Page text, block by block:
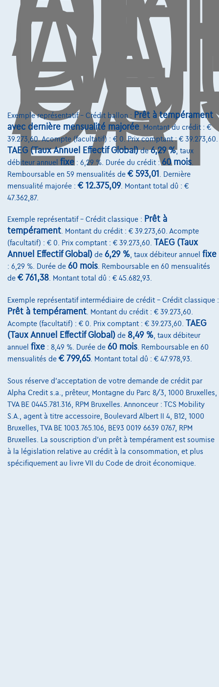
DE
Exemple représentatif – Crédit ballon : Prêt à tempérament
avec dernière mensualité majorée . Montant du crédit : €
39.273,60. Acompte (facultatif) : € 0. Prix comptant : € 39.273,60.
TAEG (Taux Annuel Effectif Global)de6,29 %, taux
débiteur annuel fixe : 6,29 %. Durée du crédit :60 mois
Remboursable en 59 mensualités de € 593,01
. Dernière
mensualité majorée : € 12.375,09. Montant total dû : €
47.362,87.
Exemple représentatif – Crédit classique : Prêt à
tempérament. Montant du crédit : € 39.273,60. Acompte
(facultatif) : € 0. Prix comptant : € 39.273,60.
TAEG (Taux
Annuel Effectif Global) de 6,29 %, taux débiteur annuel fixe
: 6,29 %. Durée de 60 mois. Remboursable en 60 mensualités
de € 761,38. Montant total dû : € 45.682,93.
Exemple représentatif intermédiaire de crédit – Crédit classique :
Prêt à tempérament . Montant du crédit : € 39.273,60.
Acompte (facultatif) : € 0. Prix comptant : € 39.273,60.
TAEG
(Taux Annuel Effectif Global) de 8,49 % , taux débiteur
annuel fixe : 8,49 %. Durée de 60 mois . Remboursable en 60
mensualités de € 799,65. Montant total dû : € 47.978,93.
Sous réserve d'acceptation de votre demande de crédit par
Alpha Credit s.a., prêteur, Montagne du Parc 8/3, 1000 Bruxelles,
TVA BE 0445.781.316, RPM Bruxelles. Annonceur : TCS Mobility
S.A., agent à titre accessoire, Boulevard Albert II 4, B12, 1000
Bruxelles, TVA BE 1003.765.106, BE93 0019 6639 0767, RPM
Bruxelles. La souscription d'un prêt à tempérament est soumise
à la législation relative au crédit à la consommation, et plus
spécifiquement au livre VII du Code de droit économique.
Contact
info@touringcarselect.be
Avenue Roi Albert II 4, B12
Services & Solutions
Assistance dépannage
Financement
Leasing
Sur Nous
Devenez client
Charte de qualité
Nos dealers
Nos partenaires
Contact
@2024 TCS Mobility SA/NV Copyright
Conditions Générales